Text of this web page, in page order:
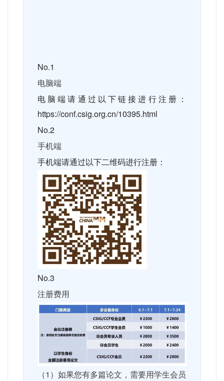
No.1
电脑端
电脑端请通过以下链接进行注册：
https://conf.csig.org.cn/10395.html
No.2
手机端
手机端请通过以下二维码进行注册：
No.3
注册费用
（1 ）如果您有多篇论文，需要用学生会员